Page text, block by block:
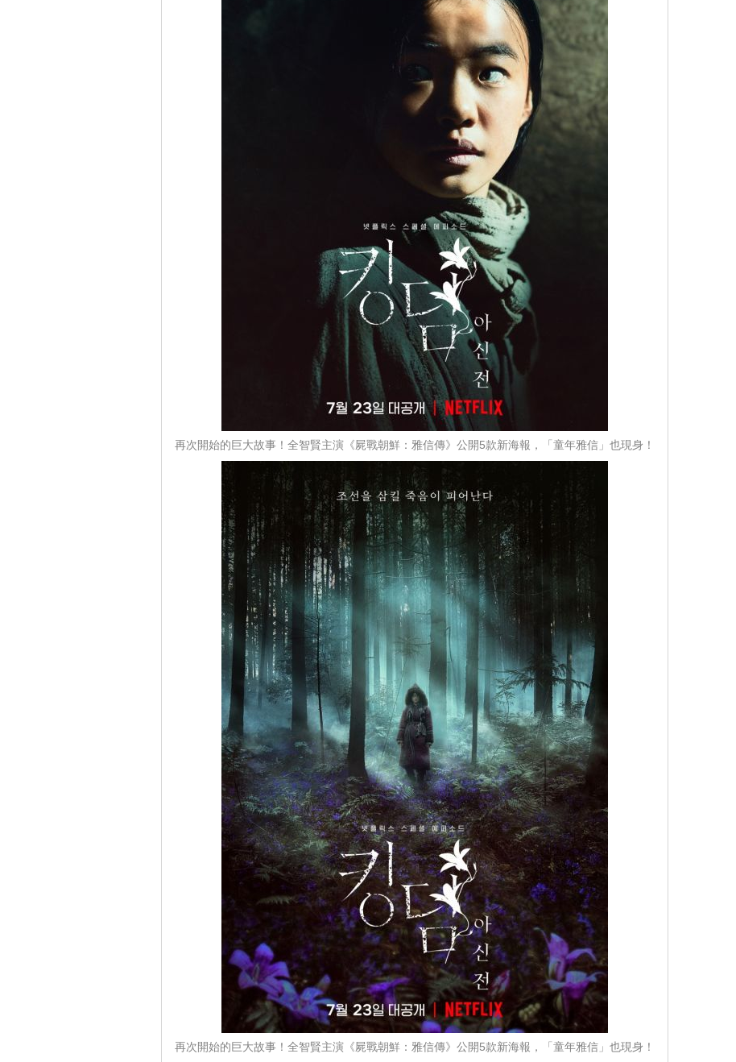
再次開始的巨大故事！全智賢主演《屍戰朝鮮：雅信傳》公開5款新海報，「童年雅信」也現身！
再次開始的巨大故事！全智賢主演《屍戰朝鮮：雅信傳》公開5款新海報，「童年雅信」也現身！